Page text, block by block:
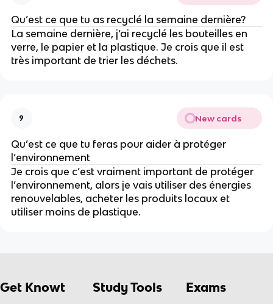
Qu’est ce que tu as recyclé la semaine dernière?
La semaine dernière, j’ai recyclé les bouteilles en
verre, le papier et la plastique. Je crois que il est
très important de trier les déchets.
9 New cards
Qu’est ce que tu feras pour aider à protéger
l’environnement
Je crois que c’est vraiment important de protéger
l’environnement, alors je vais utiliser des énergies
renouvelables, acheter les produits locaux et
utiliser moins de plastique.
Get Knowt Study Tools Exams